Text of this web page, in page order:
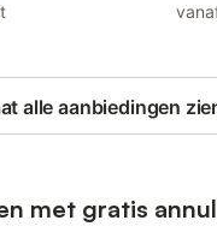
alle aanbiedingen
met gratis